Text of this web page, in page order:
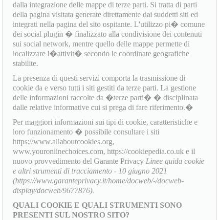
dalla integrazione delle mappe di terze parti. Si tratta di parti
della pagina visitata generate direttamente dai suddetti siti ed
integrati nella pagina del sito ospitante. L'utilizzo pi� comune
dei social plugin � finalizzato alla condivisione dei contenuti
sui social network, mentre quello delle mappe permette di
localizzare l�attivit� secondo le coordinate geografiche
stabilite.
La presenza di questi servizi comporta la trasmissione di
cookie da e verso tutti i siti gestiti da terze parti. La gestione
delle informazioni raccolte da �terze parti� � disciplinata
dalle relative informative cui si prega di fare riferimento.�
Per maggiori informazioni sui tipi di cookie, caratteristiche e
loro funzionamento � possibile consultare i siti
https://www.allaboutcookies.org,
www.youronlinechoices.com, https://cookiepedia.co.uk e il
nuovo provvedimento del Garante Privacy Linee guida cookie
e altri strumenti di tracciamento - 10 giugno 2021
(https://www.garanteprivacy.it/home/docweb/-/docweb-
display/docweb/9677876).
QUALI COOKIE E QUALI STRUMENTI SONO
PRESENTI SUL NOSTRO SITO?